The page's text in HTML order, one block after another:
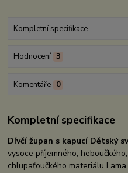
Kompletní specifikace
Hodnocení 3
Komentáře 0
Kompletní specifikace
Dívčí župan s kapucí Dětský
vysoce příjemného,
chlupaťoučkého materiálu